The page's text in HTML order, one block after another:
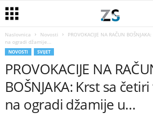
Naslovnica Novosti
PROVOKACIJE NA RAČUN
na ogradi džamije...
NOVOSTI SVIJET
PROVOKACIJE NA
BOŠNJAKA: Krst sa četiri
na ogradi džamije u…